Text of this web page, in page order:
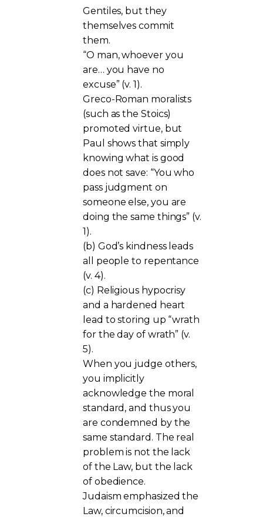
Gentiles, but they
themselves commit
them.
“O man, whoever you
are… you have no
excuse” (v. 1).
Greco-Roman moralists
(such as the Stoics)
promoted virtue, but
Paul shows that simply
knowing what is good
does not save: “You who
pass judgment on
someone else, you are
doing the same things” (v.
1).
(b) God’s kindness leads
all people to repentance
(v. 4).
(c) Religious hypocrisy
and a hardened heart
lead to storing up “wrath
for the day of wrath” (v.
5).
When you judge others,
you implicitly
acknowledge the moral
standard, and thus you
are condemned by the
same standard. The real
problem is not the lack
of the Law, but the lack
of obedience.
Judaism emphasized the
Law, circumcision, and